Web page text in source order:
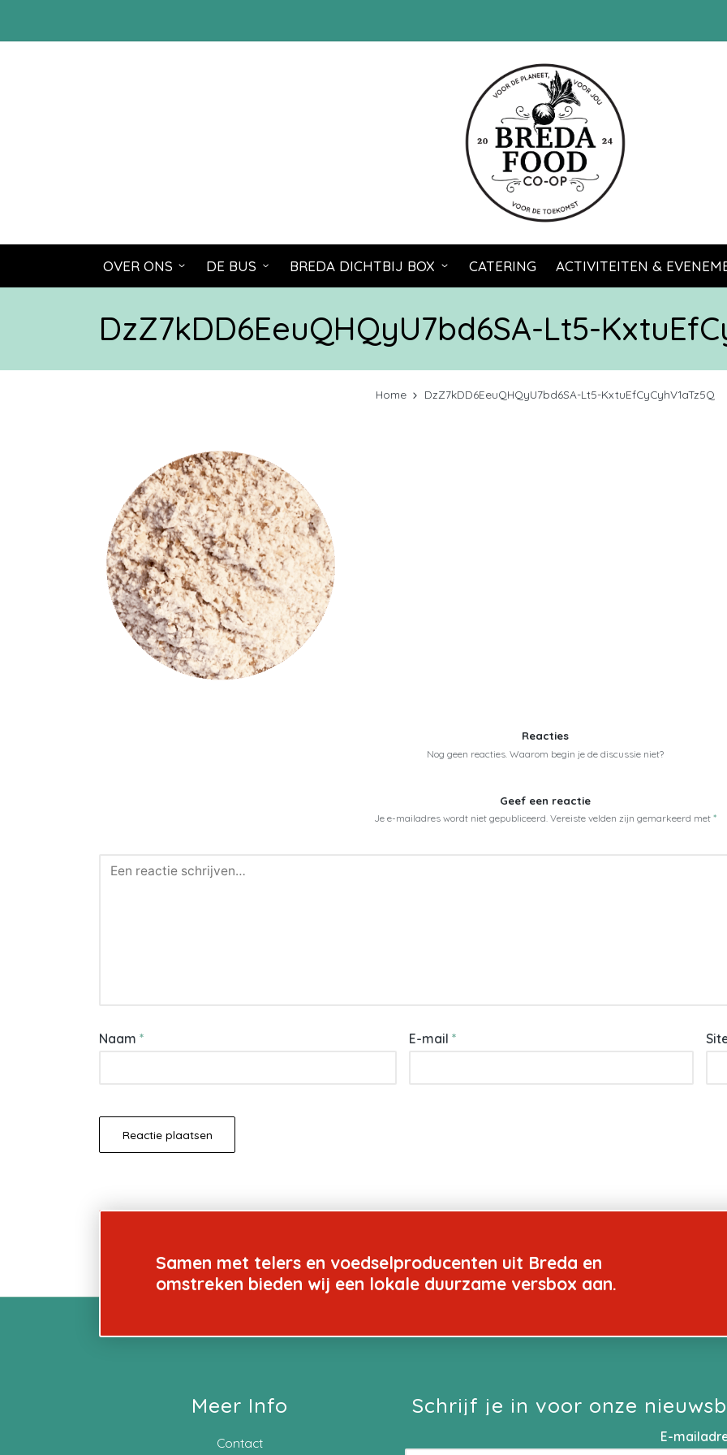
OVER ONS DE BUS BREDA DICHTBIJ BOX CATERING ACTIVITEITEN &
DzZ7kDD6EeuQHQyU7bd6SA-Lt5-
Home DzZ7kDD6EeuQHQyU7bd6SA-Lt5-KxtuEfCyCyhV1aTz5Q
Reacties
Nog geen reacties. Waarom begin je de discussie niet?
Geef een reactie
Je e-mailadres wordt niet gepubliceerd. Vereiste velden zijn gemarkeerd met *
Naam * E-mail *
Samen met telers en voedselproducenten uit Breda en
omstreken bieden wij een lokale duurzame versbox aan.
Meer Info
Contact
Schrijf je in voor onze
E-